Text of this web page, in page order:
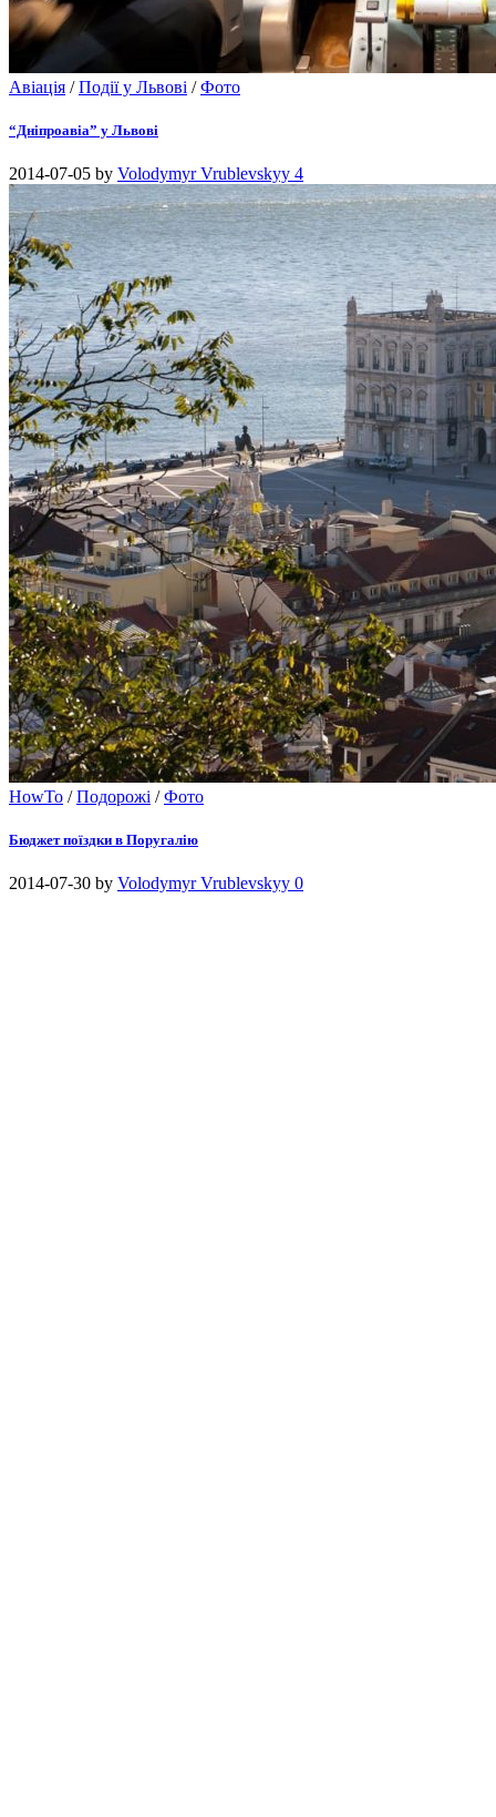
Авіація /Події у Львові /Фото
“Дніпроавіа” у Львові
2014-07-05 by Volodymyr Vrublevskyy 4
HowTo /Подорожі /Фото
Бюджет поїздки в Поругалію
2014-07-30 by Volodymyr Vrublevskyy 0